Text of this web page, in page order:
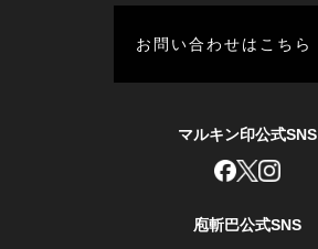
お問い合わせはこちら
マルキン印公式SNS
庖斬巴公式SNS